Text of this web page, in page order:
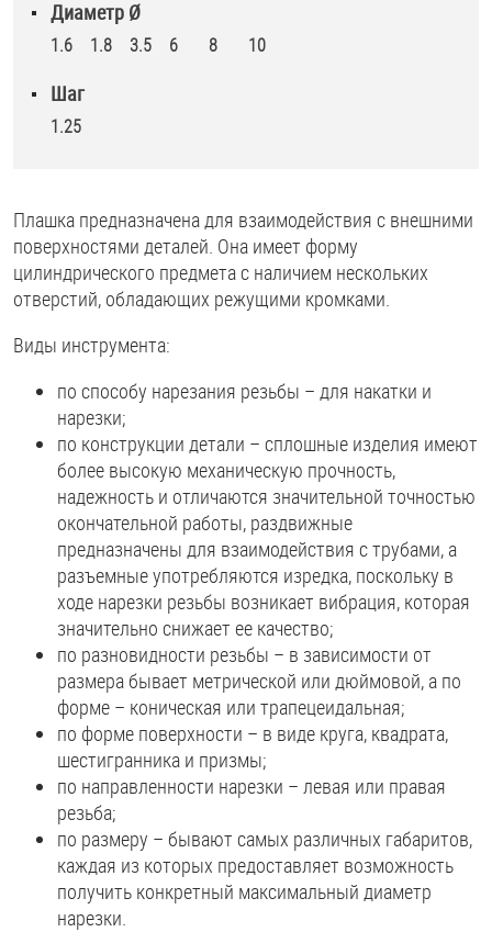
Диаметр Ø
1.6 1.8 3.5 6 8 10
Шаг
1.25
Плашка предназначена для взаимодействия с внешними
поверхностями деталей. Она имеет форму
цилиндрического предмета с наличием нескольких
отверстий, обладающих режущими кромками.
Виды инструмента:
по способу нарезания резьбы – для накатки и
нарезки;
по конструкции детали – сплошные изделия имеют
более высокую механическую прочность,
надежность и отличаются значительной точностью
окончательной работы, раздвижные
предназначены для взаимодействия с трубами, а
разъемные употребляются изредка, поскольку в
ходе нарезки резьбы возникает вибрация, которая
значительно снижает ее качество;
по разновидности резьбы – в зависимости от
размера бывает метрической или дюймовой, а по
форме – коническая или трапецеидальная;
по форме поверхности – в виде круга, квадрата,
шестигранника и призмы;
по направленности нарезки – левая или правая
резьба;
по размеру – бывают самых различных габаритов,
каждая из которых предоставляет возможность
получить конкретный максимальный диаметр
нарезки.